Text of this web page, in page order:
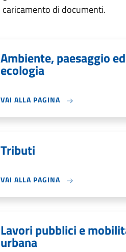
caricamento di documenti.
Ambiente, paesaggio ed
ecologia
VAI ALLA PAGINA
Tributi
VAI ALLA PAGINA
Lavori pubblici e
urbana